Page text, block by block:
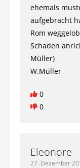
ehemals
aufgebracht
Rom
Schaden
Müller)
W.Müller
0
0
Eleonore
27. Dezember